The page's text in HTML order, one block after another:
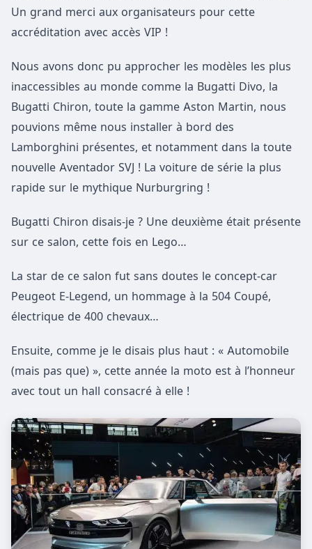
Un grand merci aux organisateurs pour cette
accréditation avec accès VIP !
Nous avons donc pu approcher les modèles les plus
inaccessibles au monde comme la Bugatti Divo, la
Bugatti Chiron, toute la gamme Aston Martin, nous
pouvions même nous installer à bord des
Lamborghini présentes, et notamment dans la toute
nouvelle Aventador SVJ ! La voiture de série la plus
rapide sur le mythique Nurburgring !
Bugatti Chiron disais-je ? Une deuxième était présente
sur ce salon, cette fois en Lego…
La star de ce salon fut sans doutes le concept-car
Peugeot E-Legend, un hommage à la 504 Coupé,
électrique de 400 chevaux…
Ensuite, comme je le disais plus haut : « Automobile
(mais pas que) », cette année la moto est à l’honneur
avec tout un hall consacré à elle !